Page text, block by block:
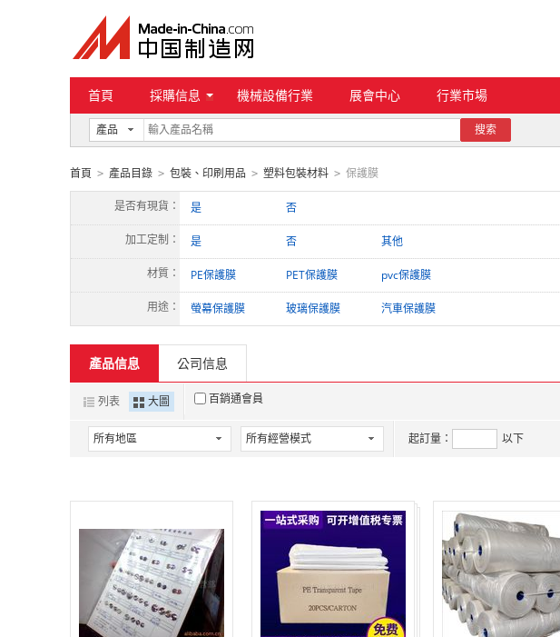
首頁 採購信息 機械設備行業 展會中心 行業市場
產品 搜索
首頁 > 產品目錄 > 包裝、印刷用品 > 塑料包裝材料 > 保護膜
是否有現貨： 是 否
加工定制： 是 否 其他
材質： PE保護膜 PET保護膜 pvc保護膜
用途： 螢幕保護膜 玻璃保護膜 汽車保護膜
產品信息 公司信息
列表 大圖 百銷通會員
所有地區 所有經營模式 起訂量： 以下